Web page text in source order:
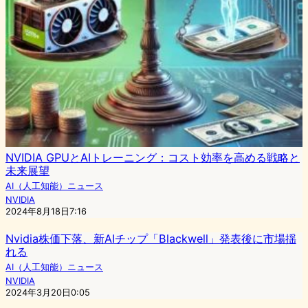
NVIDIA GPUとAIトレーニング：コスト効率を高める戦略と
未来展望
AI（人工知能）ニュース
NVIDIA
2024年8月18日7:16
Nvidia株価下落、新AIチップ「Blackwell」発表後に市場揺
れる
AI（人工知能）ニュース
NVIDIA
2024年3月20日0:05